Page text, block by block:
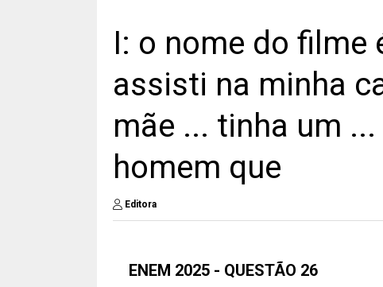
I: o nome do filme
assisti na minha
mãe ... tinha um
homem que
Editora
ENEM 2025 - QUESTÃO 26